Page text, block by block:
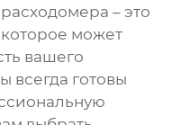
– это
может
вашего
всегда готовы